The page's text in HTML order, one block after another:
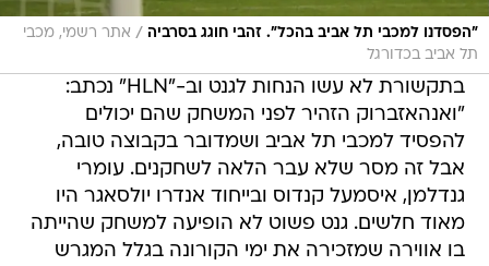
"הפסדנו למכבי תל אביב בהכל". זהבי חוגג בסרביה / אתר רשמי, מכבי
תל אביב בכדורגל
בתקשורת לא עשו הנחות לגנט וב-"HLN" נכתב:
"ואנהאזברוק הזהיר לפני המשחק שהם יכולים
להפסיד למכבי תל אביב ושמדובר בקבוצה טובה,
אבל זה מסר שלא עבר הלאה לשחקנים. עומרי
גנדלמן, איסמעל קנדוס ובייחוד אנדרו יולסאגר היו
מאוד חלשים. גנט פשוט לא הופיעה למשחק שהייתה
בו אווירה שמזכירה את ימי הקורונה בגלל המגרש